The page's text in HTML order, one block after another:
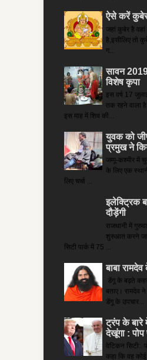
ऐसे करें
जहां कुबेर है­ वहां
है,इसीलिए तो
ग...
सावन
विशेष कृपा
इस वर्ष 17
तक रहने वाला
इस माह में शिव की...
युवक को
प्रमुख ने
जम्मू-कश्मीर में
के लिए एक
लिए चर्चा ...
इलेक्ट्रिक
दौड़ेंगी
राजधानी में
शुरुआत करने जा
सिटी पार्क में 75 ...
बाबा
डेंगू के बढ़ते
बताए। रामदेव
डेंगू के उपचार...
ट्रंप के बारे
देखूंगा :
वेटिकन सिटी:
कहा कि वह